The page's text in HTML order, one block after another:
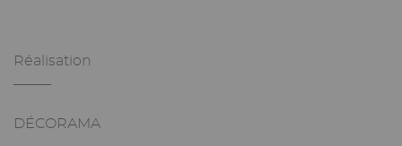
Réalisation
DÉCORAMA